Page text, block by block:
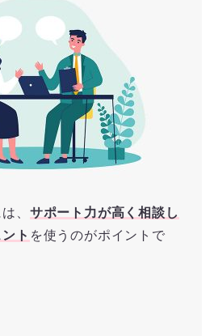
、 サポート力が高く相談し
ト を使うのがポイントで